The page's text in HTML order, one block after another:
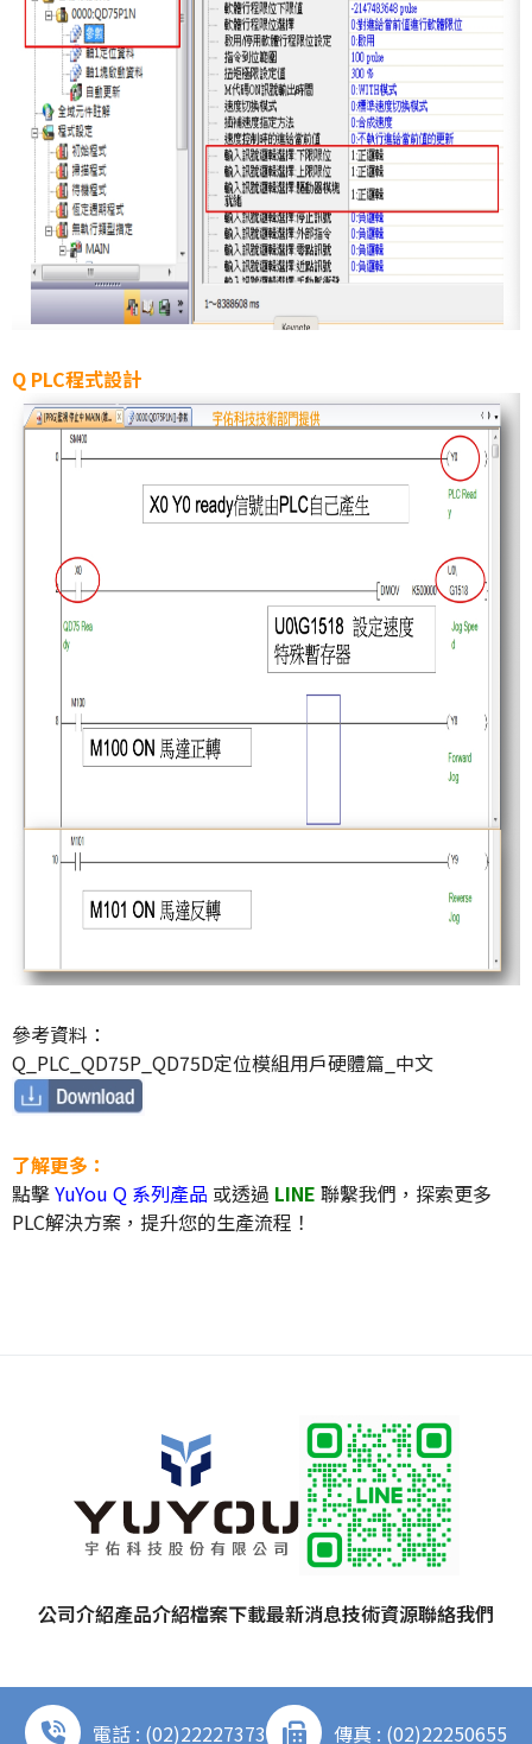
Q PLC程式設計
參考資料：
Q_PLC_QD75P_QD75D定位模組用戶硬體篇_中文
了解更多：
點擊YuYou Q 系列產品 或透過 LINE 聯繫我們，探索更多
PLC解決方案，提升您的生產流程！
公司介紹產品介紹檔案下載最新消息技術資源聯絡我們
電話 : (02)22227373 傳真 : (02)22250655